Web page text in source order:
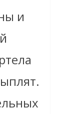
и